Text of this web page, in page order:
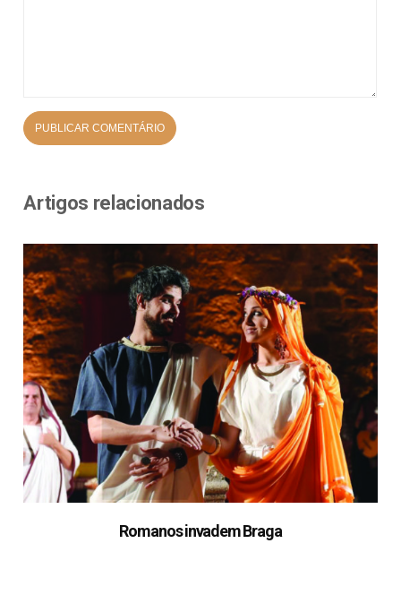
Artigos relacionados
Romanos invadem Braga